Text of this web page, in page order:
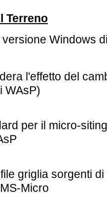
Terreno
Windows
l'effetto del
WAsP)
per il micro-
griglia sorgenti
Micro